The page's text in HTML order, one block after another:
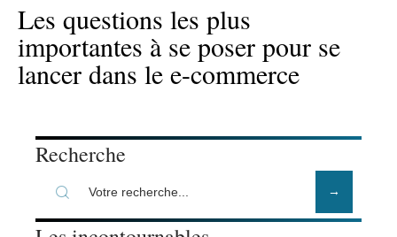
Les questions les plus
importantes à se poser pour se
lancer dans le e-commerce
Recherche